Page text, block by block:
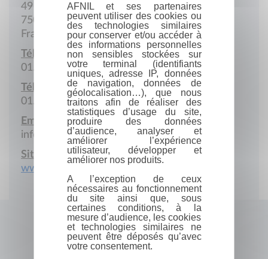
49 Rue Héricart
75015 Paris
France
Téléphone :
01.45.78.12.92
Télécopie :
01.53.95.02.01
Email :
infos@economica.fr
Site Internet :
www.economica.fr
AFNIL et ses partenaires
peuvent utiliser des cookies ou
des technologies similaires
pour conserver et/ou accéder à
des informations personnelles
non sensibles stockées sur
votre terminal (identifiants
uniques, adresse IP, données
de navigation, données de
géolocalisation…), que nous
traitons afin de réaliser des
statistiques d’usage du site,
produire des données
d’audience, analyser et
améliorer l’expérience
utilisateur, développer et
améliorer nos produits.
A l’exception de ceux
nécessaires au fonctionnement
du site ainsi que, sous
certaines conditions, à la
mesure d’audience, les cookies
et technologies similaires ne
peuvent être déposés qu’avec
votre consentement.